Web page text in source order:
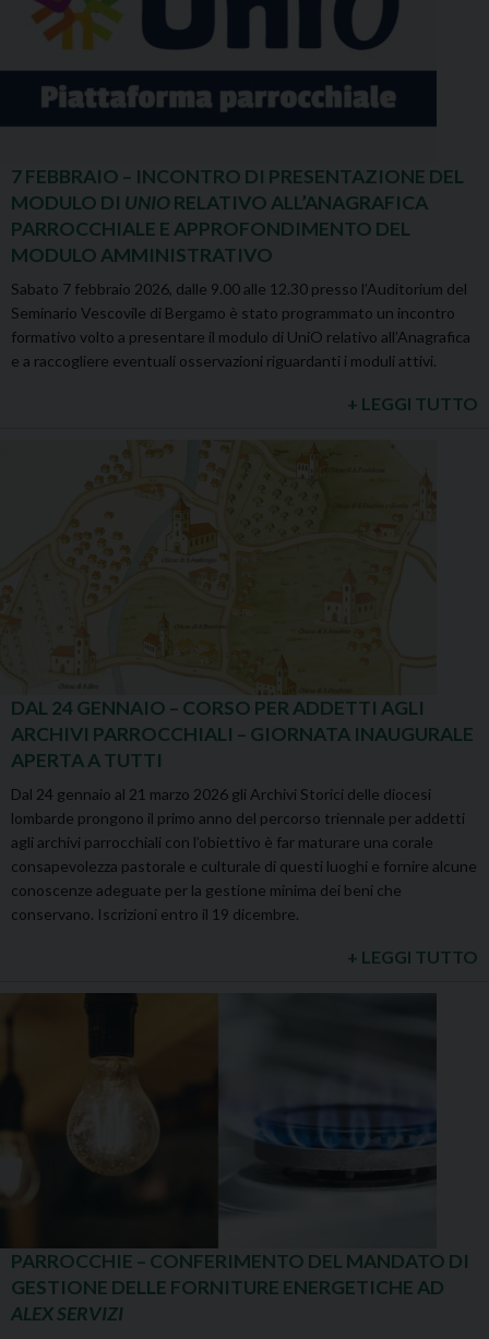
7 FEBBRAIO – INCONTRO DI PRESENTAZIONE DEL
MODULO DI UNIORELATIVO ALL’ANAGRAFICA
PARROCCHIALE E APPROFONDIMENTO DEL
MODULO AMMINISTRATIVO
Sabato 7 febbraio 2026, dalle 9.00 alle 12.30 presso l’Auditorium del
Seminario Vescovile di Bergamo è stato programmato un incontro
formativo volto a presentare il modulo di UniO relativo all’Anagrafica
e a raccogliere eventuali osservazioni riguardanti i moduli attivi.
+ LEGGI TUTTO
DAL 24 GENNAIO – CORSO PER ADDETTI AGLI
ARCHIVI PARROCCHIALI – GIORNATA INAUGURALE
APERTA A TUTTI
Dal 24 gennaio al 21 marzo 2026 gli Archivi Storici delle diocesi
lombarde prongono il primo anno del percorso triennale per addetti
agli archivi parrocchiali con l’obiettivo è far maturare una corale
consapevolezza pastorale e culturale di questi luoghi e fornire alcune
conoscenze adeguate per la gestione minima dei beni che
conservano. Iscrizioni entro il 19 dicembre.
+ LEGGI TUTTO
PARROCCHIE – CONFERIMENTO DEL MANDATO DI
GESTIONE DELLE FORNITURE ENERGETICHE AD
ALEX SERVIZI